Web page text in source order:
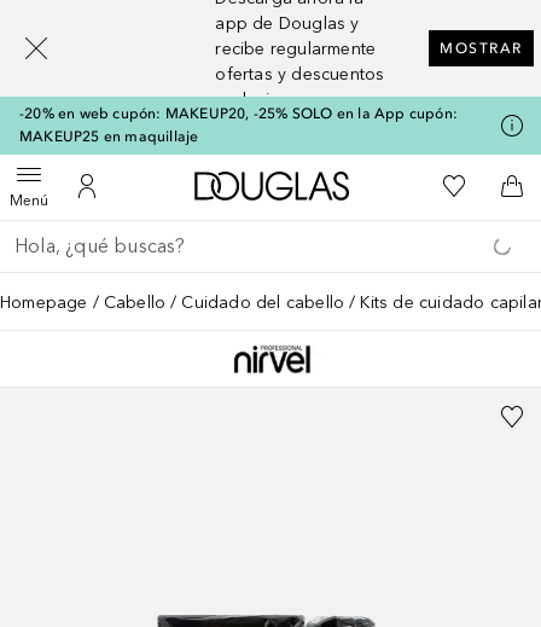
app de Douglas y
recibe regularmente
ofertas y descuentos
exclusivos
MOSTRAR
-20% en web cupón: MAKEUP20, -25% SOLO en la App cupón:
MAKEUP25 en maquillaje
MenúAbrir menúMi cuenta
A Douglas HomeMi lista de
A
Regresar
Ejecutar búsqueda
Homepage Cabello Cuidado del cabello Kits de cuidado
[navigation.slideout.screenreader]